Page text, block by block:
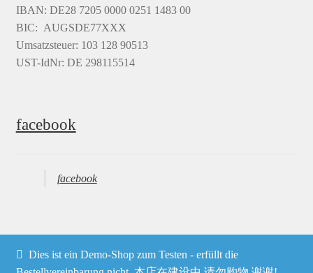
IBAN: DE28 7205 0000 0251 1483 00
BIC: AUGSDE77XXX
Umsatzsteuer: 103 128 90513
UST-IdNr: DE 298115514
facebook
facebook
Dies ist ein Demo-Shop zum Testen - erfüllt die